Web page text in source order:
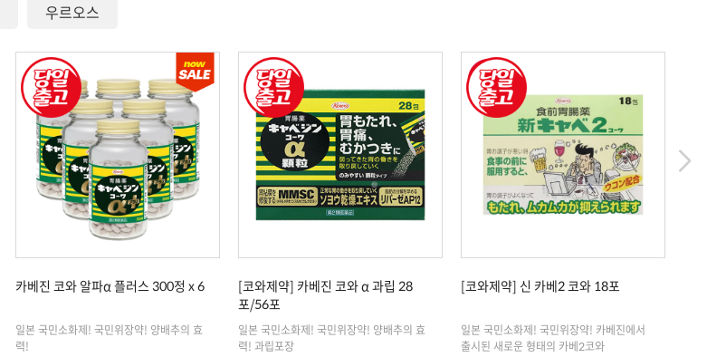
우르오스
카베진 코와 알파α 플러스 300정 x 6
일본 국민소화제! 국민위장약! 양배추의 효
력!
[코와제약] 카베진 코와 α 과립 28
포/56포
일본 국민소화제! 국민위장약! 양배추의 효
력! 과립포장
[코와제약] 신 카베2 코와 18포
일본 국민소화제! 국민위장약! 카베진에서
출시된 새로운 형태의 카베2코와